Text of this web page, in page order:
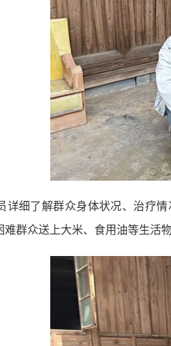
详细了解群众身体状况、治疗
难群众送上大米、食用油等生活